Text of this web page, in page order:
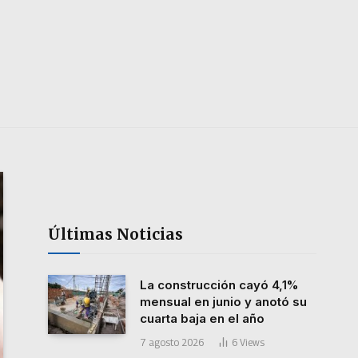
Últimas Noticias
La construcción cayó 4,1%
mensual en junio y anotó su
cuarta baja en el año
7 agosto 2026 6 Views